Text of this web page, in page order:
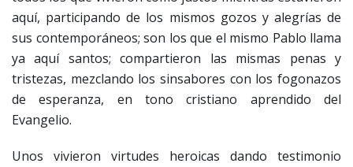
aquí, participando de los mismos gozos y alegrías de
sus contemporáneos; son los que el mismo Pablo llama
ya aquí santos; compartieron las mismas penas y
tristezas, mezclando los sinsabores con los fogonazos
de esperanza, en tono cristiano aprendido del
Evangelio.
Unos vivieron virtudes heroicas dando testimonio